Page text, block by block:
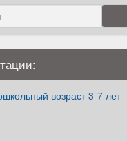
возраст 3-7 лет